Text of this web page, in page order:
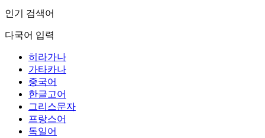
인기 검색어
다국어 입력
히라가나
가타카나
중국어
한글고어
그리스문자
프랑스어
독일어